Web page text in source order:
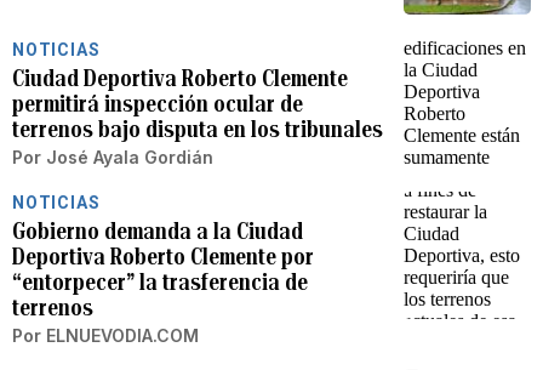
NOTICIAS
Ciudad Deportiva Roberto Clemente
permitirá inspección ocular de
terrenos bajo disputa en los tribunales
Por José Ayala Gordián
NOTICIAS
Gobierno demanda a la Ciudad
Deportiva Roberto Clemente por
“entorpecer” la trasferencia de
terrenos
Por ELNUEVODIA.COM